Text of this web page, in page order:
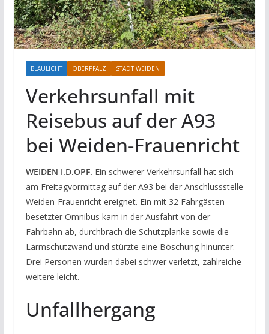
BLAULICHT OBERPFALZ STADT WEIDEN
Verkehrsunfall mit
Reisebus auf der A93
bei Weiden-Frauenricht
WEIDEN I.D.OPF. Ein schwerer Verkehrsunfall hat sich
am Freitagvormittag auf der A93 bei der Anschlussstelle
Weiden-Frauenricht ereignet. Ein mit 32 Fahrgästen
besetzter Omnibus kam in der Ausfahrt von der
Fahrbahn ab, durchbrach die Schutzplanke sowie die
Lärmschutzwand und stürzte eine Böschung hinunter.
Drei Personen wurden dabei schwer verletzt, zahlreiche
weitere leicht.
Unfallhergang